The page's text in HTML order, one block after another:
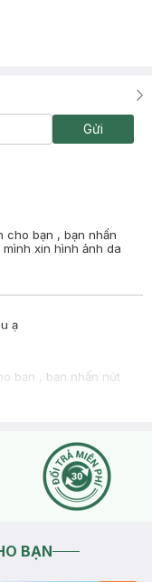
Gửi
cho bạn , bạn nhấn
xin hình ảnh da
ạ
bạn , bạn nhấn nút
BẠN